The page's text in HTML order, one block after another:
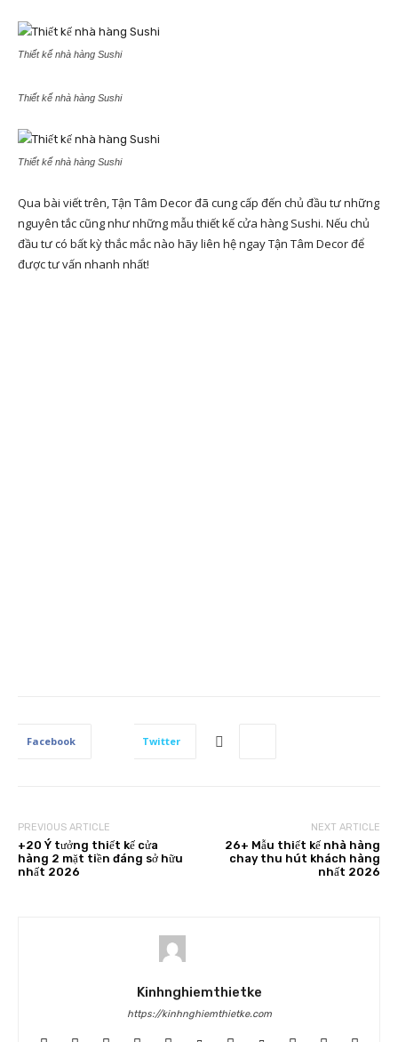
Thiết kế nhà hàng Sushi
Thiết kế nhà hàng Sushi
Thiết kế nhà hàng Sushi
Qua bài viết trên, Tận Tâm Decor đã cung cấp đến chủ đầu tư những
nguyên tắc cũng như những mẫu thiết kế cửa hàng Sushi. Nếu chủ
đầu tư có bất kỳ thắc mắc nào hãy liên hệ ngay Tận Tâm Decor để
được tư vấn nhanh nhất!
Facebook Twitter
PREVIOUS ARTICLE
+20 Ý tưởng thiết kế cửa
hàng 2 mặt tiền đáng sở hữu
nhất 2026
NEXT ARTICLE
26+ Mẫu thiết kế nhà hàng
chay thu hút khách hàng
nhất 2026
Kinhnghiemthietke
https://kinhnghiemthietke.com